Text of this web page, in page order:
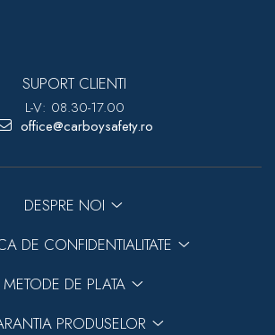
SUPORT CLIENTI
L-V: 08.30-17.00
office@carboysafety.ro
DESPRE NOI
DE CONFIDENTIALITATE
METODE DE PLATA
PRODUSELOR